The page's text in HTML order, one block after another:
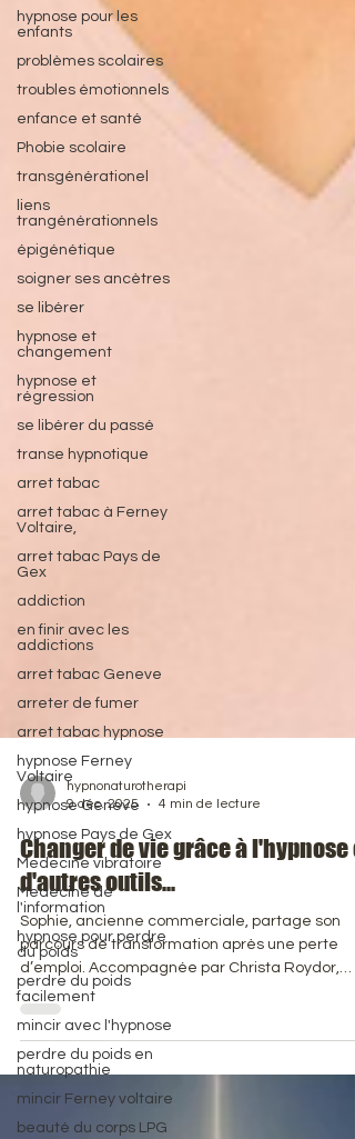
hypnose pour les
enfants
problèmes scolaires
troubles émotionnels
enfance et santé
Phobie scolaire
transgénérationel
liens
trangénérationnels
épigénétique
soigner ses ancètres
se libérer
hypnose et
changement
hypnose et
régression
se libérer du passé
transe hypnotique
arret tabac
arret tabac à Ferney
Voltaire,
arret tabac Pays de
Gex
addiction
en finir avec les
addictions
arret tabac Geneve
arreter de fumer
arret tabac hypnose
hypnose Ferney
Voltaire
hypnose Geneve
hypnose Pays de Gex
Medecine vibratoire
Medecine de
l'information
hypnose pour perdre
du poids
perdre du poids
facilement
mincir avec l'hypnose
perdre du poids en
naturopathie
mincir Ferney voltaire
beauté du corps LPG
9 déc. 2025
4 min de lecture
Changer de vie grâce à l'hypnose
d'autres outils...
Sophie, ancienne commerciale, partage son
parcours de transformation après une perte
d’emploi. Accompagnée par Christa Roydor,
thérapeute intégrative, elle découvre
l’EMDR, l’hypnose, l’EFT et le travail
transgénérationnel l’aident à libérer ses peurs
à retrouver confiance. Soutenue par la